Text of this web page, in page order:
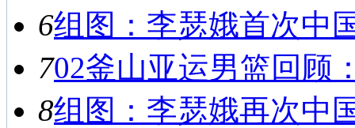
6组图：李瑟娥首次中
702釜山亚运男篮回顾
8组图：李瑟娥再次中